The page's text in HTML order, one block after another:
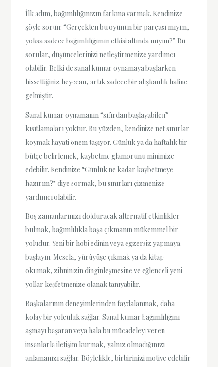
İlk adım, bağımlılığınızın farkına varmak. Kendinize
şöyle sorun: “Gerçekten bu oyunun bir parçası mıyım,
yoksa sadece bağımlılığımın etkisi altında mıyım?” Bu
sorular, düşüncelerinizi netleştirmenize yardımcı
olabilir. Belki de sanal kumar oynamaya başlarken
hissettiğiniz heyecan, artık sadece bir alışkanlık haline
gelmiştir.
Sanal kumar oynamanın “sıfırdan başlayabilen”
kısıtlamaları yoktur. Bu yüzden, kendinize net sınırlar
koymak hayati önem taşıyor. Günlük ya da haftalık bir
bütçe belirlemek, kaybetme glamorunu minimize
edebilir. Kendinize “Günlük ne kadar kaybetmeye
hazırım?” diye sormak, bu sınırları çizmenize
yardımcı olabilir.
Boş zamanlarınızı dolduracak alternatif etkinlikler
bulmak, bağımlılıkla başa çıkmanın mükemmel bir
yoludur. Yeni bir hobi edinin veya egzersiz yapmaya
başlayın. Mesela, yürüyüşe çıkmak ya da kitap
okumak, zihninizin dinginleşmesine ve eğlenceli yeni
yollar keşfetmenize olanak tanıyabilir.
Başkalarının deneyimlerinden faydalanmak, daha
kolay bir yolculuk sağlar. Sanal kumar bağımlılığını
aşmayı başaran veya hala bu mücadeleyi veren
insanlarla iletişim kurmak, yalnız olmadığınızı
anlamanızı sağlar. Böylelikle, birbirinizi motive edebilir